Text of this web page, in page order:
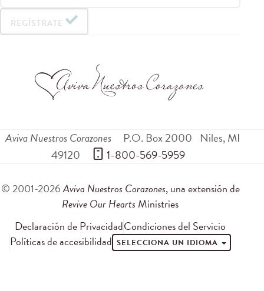
REGÍSTRATE
Aviva Nuestros Corazones P.O. Box 2000 Niles,MI
49120
1-800-569-5959
© 2001-2026Aviva Nuestros Corazones, una extensión de
Revive Our Hearts Ministries
Declaración de PrivacidadCondiciones del Servicio
Políticas de accesibilidad SELECCIONA UN IDIOMA